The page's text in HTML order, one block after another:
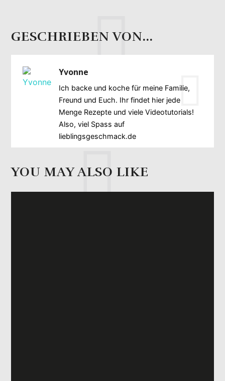
GESCHRIEBEN VON...
Yvonne
Ich backe und koche für meine Familie,
Freund und Euch. Ihr findet hier jede
Menge Rezepte und viele Videotutorials!
Also, viel Spass auf
lieblingsgeschmack.de
YOU MAY ALSO LIKE